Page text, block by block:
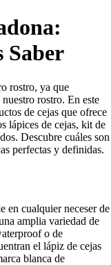
Saber
rostro, ya que
rostro. En este
de cejas que ofrece
lápices de cejas, kit de
Descubre cuáles son
perfectas y definidas.
en cualquier neceser de
amplia variedad de
o de
el lápiz de cejas
blanca de